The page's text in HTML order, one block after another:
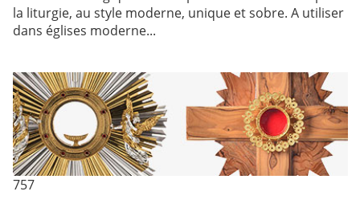
la liturgie, au style moderne, unique et sobre. A utiliser
dans églises moderne...
757